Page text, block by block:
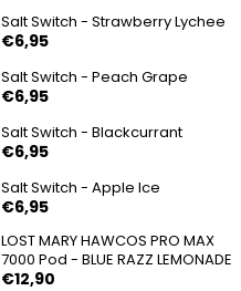
Salt Switch - Strawberry Lychee
€6,95
Salt Switch - Peach Grape
€6,95
Salt Switch - Blackcurrant
€6,95
Salt Switch - Apple Ice
€6,95
LOST MARY HAWCOS PRO MAX
7000 Pod - BLUE RAZZ LEMONADE
€12,90